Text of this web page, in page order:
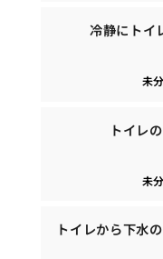
冷静にトイ
未
トイレ
未
トイレから下水